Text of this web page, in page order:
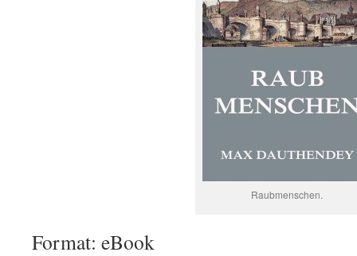
Raubmenschen.
Format: eBook